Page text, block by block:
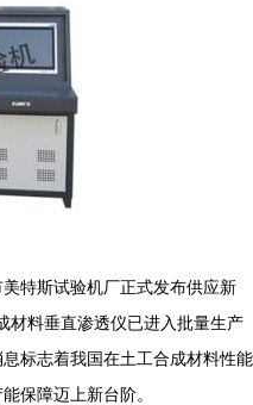
特斯试验机厂正式发布供应新
材料垂直渗透仪已进入批量生产
标志着我国在土工合成材料性能
保障迈上新台阶。